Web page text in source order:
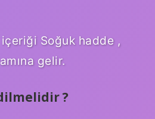
içeriği Soğuk hadde ,
gelir.
?